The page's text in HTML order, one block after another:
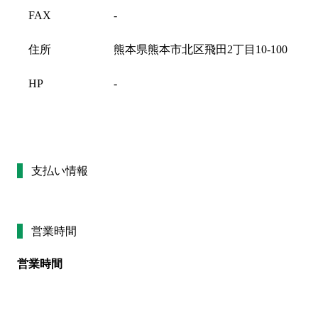
FAX -
住所 熊本県熊本市北区飛田2丁目10-100
HP -
支払い情報
営業時間
営業時間